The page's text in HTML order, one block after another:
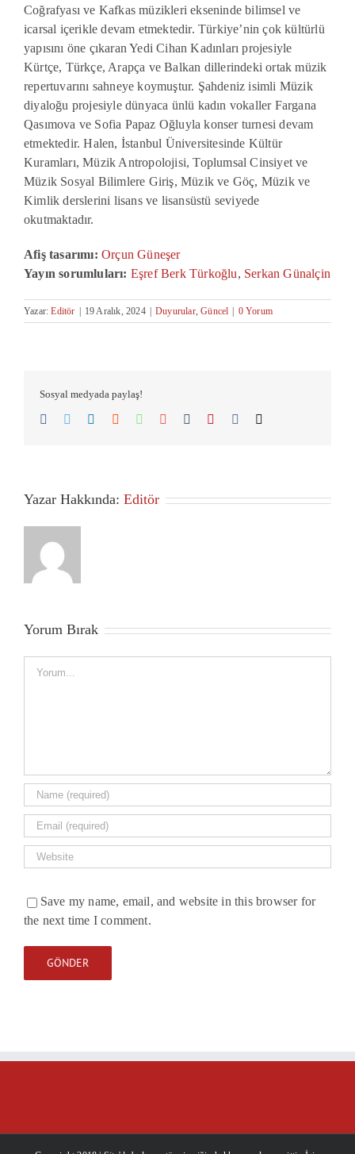
Coğrafyası ve Kafkas müzikleri ekseninde bilimsel ve
icarsal içerikle devam etmektedir. Türkiye’nin çok kültürlü
yapısını öne çıkaran Yedi Cihan Kadınları projesiyle
Kürtçe, Türkçe, Arapça ve Balkan dillerindeki ortak müzik
repertuvarını sahneye koymuştur. Şahdeniz isimli Müzik
diyaloğu projesiyle dünyaca ünlü kadın vokaller Fargana
Qasımova ve Sofia Papaz Oğluyla konser turnesi devam
etmektedir. Halen, İstanbul Üniversitesinde Kültür
Kuramları, Müzik Antropolojisi, Toplumsal Cinsiyet ve
Müzik Sosyal Bilimlere Giriş, Müzik ve Göç, Müzik ve
Kimlik derslerini lisans ve lisansüstü seviyede
okutmaktadır.
Afiş tasarımı: Orçun Güneşer
Yayın sorumluları: Eşref Berk Türkoğlu, Serkan Günalçin
Yazar:Editör | 19 Aralık, 2024 | Duyurular,Güncel | 0 Yorum
Sosyal medyada paylaş!
Facebook
TwitterLinkedIn
Reddit WhatsappGoogle+
TumblrPinterest
Yazar Hakkında: Editör
Yorum Bırak
Comment
Save my name, email, and website in this browser for
the next time I comment.